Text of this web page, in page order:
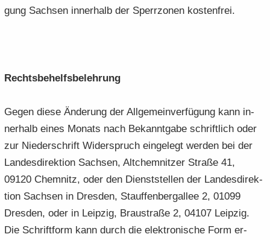
gung Sach­sen in­ner­halb der Sperr­zo­nen kos­ten­frei.
Rechts­be­helfs­be­leh­rung
Gegen diese Än­de­rung der All­ge­mein­ver­fü­gung kann in­
ner­halb eines Mo­nats nach Be­kannt­ga­be schrift­lich oder
zur Nie­der­schrift Wi­der­spruch ein­ge­legt wer­den bei der
Lan­des­di­rek­ti­on Sach­sen, Alt­chem­nit­zer Stra­ße 41,
09120 Chem­nitz, oder den Dienst­stel­len der Lan­des­di­rek­
ti­on Sach­sen in Dres­den, Stauf­fen­berg­al­lee 2, 01099
Dres­den, oder in Leip­zig, Brau­stra­ße 2, 04107 Leip­zig.
Die Schrift­form kann durch die elek­tro­ni­sche Form er­